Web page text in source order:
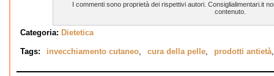
I commenti sono proprietà dei rispettivi autori. Consiglialimentari.it
contenuto.
Categoria: Dietetica
Tags: invecchiamento cutaneo, cura della pelle, prodotti antietà,